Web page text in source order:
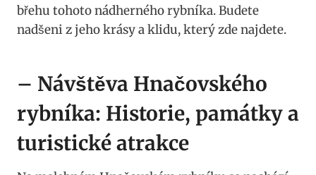
břehu tohoto nádherného rybníka. Budete
nadšeni z jeho krásy a klidu, který zde najdete.
– Návštěva Hnačovského
rybníka: Historie, památky a
turistické atrakce